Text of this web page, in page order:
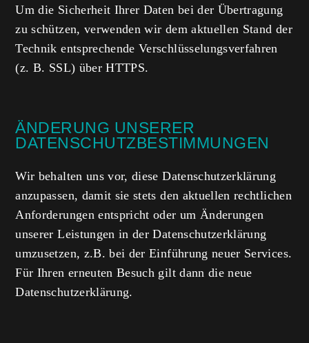
Um die Sicherheit Ihrer Daten bei der Übertragung
zu schützen, verwenden wir dem aktuellen Stand der
Technik entsprechende Verschlüsselungsverfahren
(z. B. SSL) über HTTPS.
ÄNDERUNG UNSERER
DATENSCHUTZBESTIMMUNGEN
Wir behalten uns vor, diese Datenschutzerklärung
anzupassen, damit sie stets den aktuellen rechtlichen
Anforderungen entspricht oder um Änderungen
unserer Leistungen in der Datenschutzerklärung
umzusetzen, z.B. bei der Einführung neuer Services.
Für Ihren erneuten Besuch gilt dann die neue
Datenschutzerklärung.